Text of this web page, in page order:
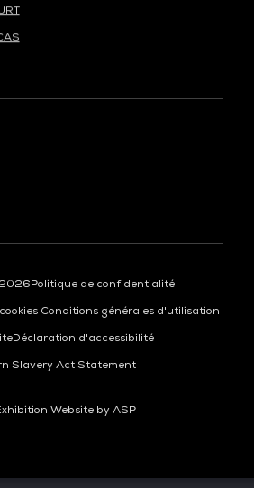
Politique de confidentialité
Conditions générales d'utilisation
Déclaration d'accessibilité
Slavery Act Statement
Website by ASP